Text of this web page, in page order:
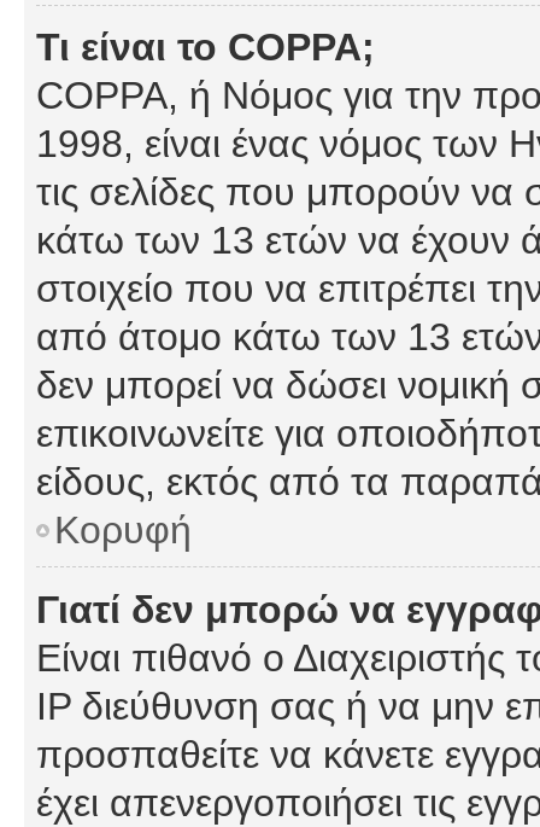
Τι είναι το COPPA;
COPPA, ή Νόμος για την
1998, είναι ένας νόμος των
τις σελίδες που μπορούν να
κάτω των 13 ετών να έχουν
στοιχείο που να επιτρέπει
από άτομο κάτω των 13
δεν μπορεί να δώσει νομική
επικοινωνείτε για
είδους, εκτός από τα
Κορυφή
Γιατί δεν μπορώ να
Είναι πιθανό ο
IP διεύθυνση σας ή να μην
προσπαθείτε να κάνετε
έχει απενεργοποιήσει τις